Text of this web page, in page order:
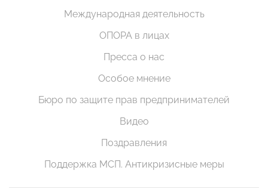
Международная деятельность
ОПОРА в лицах
Пресса о нас
Особое мнение
Бюро по защите прав предпринимателей
Видео
Поздравления
Поддержка МСП. Антикризисные меры